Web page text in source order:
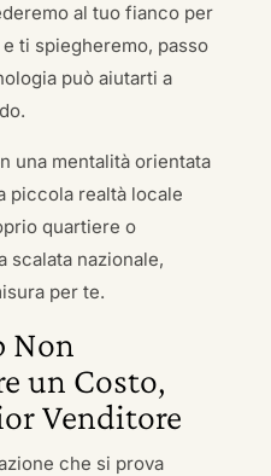
al tuo fianco per
ti spiegheremo, passo
può aiutarti a
una mentalità orientata
piccola realtà locale
quartiere o
scalata nazionale,
per te.
Non
un Costo,
Venditore
che si prova